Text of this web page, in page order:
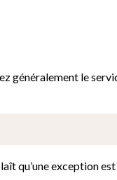
généralement le
qu’une exception